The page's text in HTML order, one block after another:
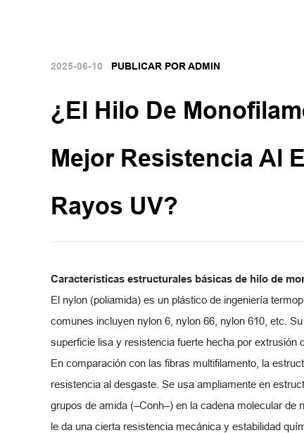
2025-06-10 PUBLICAR POR ADMIN
¿El Hilo De
Mejor Resistencia Al
Rayos UV?
Características estructurales básicas de hilo de
El nylon (poliamida) es un plástico de ingeniería
comunes incluyen nylon 6, nylon 66, nylon 610, etc.
superficie lisa y resistencia fuerte hecha por extrusión
En comparación con las fibras multifilamento, la
resistencia al desgaste. Se usa ampliamente en
grupos de amida (–Conh–) en la cadena molecular de
le da una cierta resistencia mecánica y estabilidad